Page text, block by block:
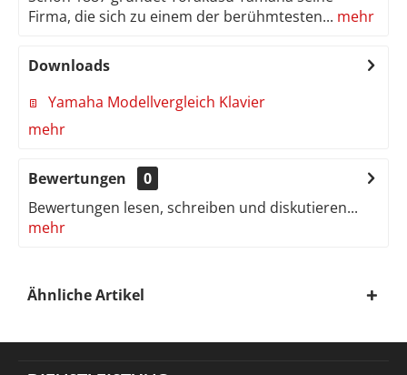
Firma, die sich zu einem der berühmtesten... mehr
Downloads
Yamaha Modellvergleich Klavier
mehr
Bewertungen
0
Bewertungen lesen, schreiben und diskutieren...
mehr
Ähnliche Artikel